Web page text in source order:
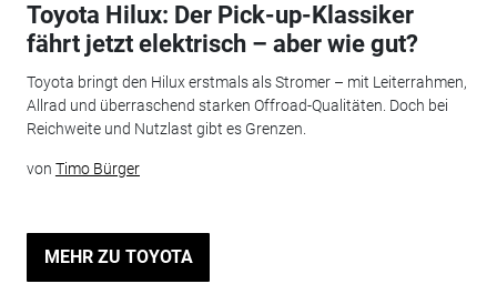
Toyota Hilux: Der Pick-up-Klassiker
fährt jetzt elektrisch – aber wie gut?
Toyota bringt den Hilux erstmals als Stromer – mit Leiterrahmen,
Allrad und überraschend starken Offroad-Qualitäten. Doch bei
Reichweite und Nutzlast gibt es Grenzen.
von Timo Bürger
MEHR ZU TOYOTA